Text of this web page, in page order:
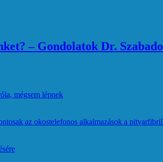
– Gondolatok Dr.
mégsem lépnek
az okostelefonos alkalmazások a